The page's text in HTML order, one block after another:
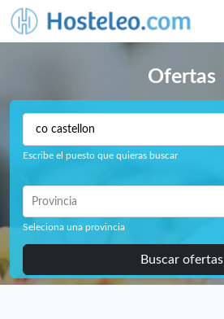
Ofertas
Escribe el puesto que quieras buscar
Provincia
Seleciona una provincia
Buscar ofertas